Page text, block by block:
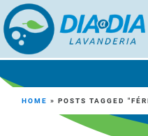
HOME » POSTS TAGGED